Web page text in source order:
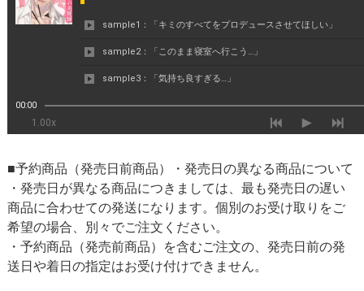
■予約商品（発売日前商品）・発売日の異なる商品について
・発売日が異なる商品につきましては、最も発売日の遅い
商品に合わせての発送になります。個別のお受け取りをご
希望の場合、別々でご注文ください。
・予約商品（発売前商品）を含むご注文の、発売日前の発
送日や着日の指定はお受け付けできません。